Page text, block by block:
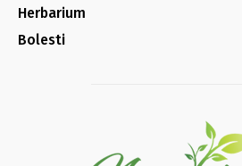
Herbarium
Bolesti